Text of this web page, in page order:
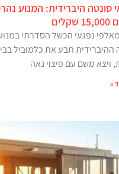
סונטה היברידית: המנוע
ההיברידית תבע את כלמוביל
ויצא משם עם פיצוי נאה
»